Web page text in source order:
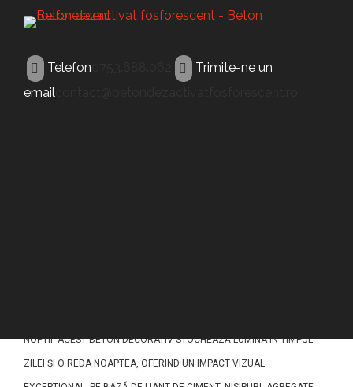
Telefon
Trimite-ne un
email
NOPTII. ACEST BETON DECORATIV STOCHEAZĂ LUMINA ÎN TIMPUL
ZILEI ȘI O REDA NOAPTEA, OFERIND UN IMPACT VIZUAL